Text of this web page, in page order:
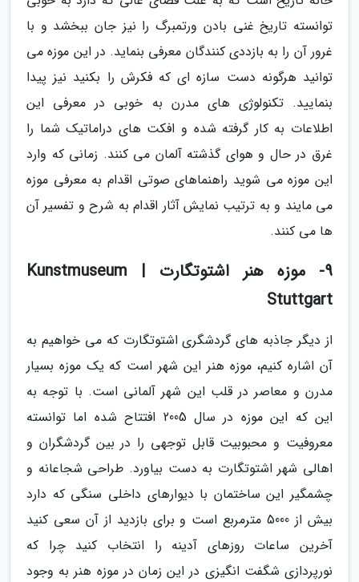
توانسته تاریخ غنی بادن ورتمبرگ را نیز جان ببخشد و با
غرور آن را به بازددی کنندگان معرفی بنماید. در این موزه می
توانید هرگونه دست سازه ای که فکرش را بکنید نیز پیدا
بنمایید. تکنولوژی های مدرن به خوبی در معرفی این
اطلاعات به کار گرفته شده و افکت های دراماتیک شما را
غرق در حال و هوای گذشته آلمان می کنند. زمانی که وارد
این موزه می شوید راهنماهای صوتی اقدام به معرفی موزه
می مایند و به ترتیب نمایش آثار اقدام به شرح و تفسیر آن
ها می کنند.
9- موزه هنر اشتوتگارت | Kunstmuseum
Stuttgart
از دیگر جاذبه های گردشگری اشتوتگارت که می خواهیم به
آن اشاره کنیم، موزه هنر این شهر است که یک موزه بسیار
مدرن و معاصر در قلب این شهر آلمانی است. با توجه به
این که این موزه در سال 2005 افتتاح شده اما توانسته
معروفیت و محبوبیت قابل توجهی را در بین گردشگران و
اهالی شهر اشتوتگارت به دست بیاورد. طراحی شجاعانه و
چشمگیر این ساختمان با دیوارهای داخلی سنگی که دارد
بیش از 5000 مترمربع است و برای بازدید از آن سعی کنید
آخرین ساعات روزهای آدینه را انتخاب کنید چرا که
نورپردازی شگفت انگیزی در این زمان در موزه هنر به وجود